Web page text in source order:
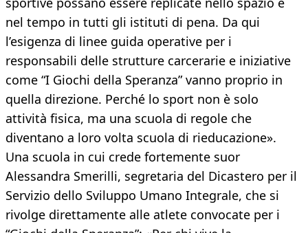
nel tempo in tutti gli istituti di pena. Da qui
l’esigenza di linee guida operative per i
responsabili delle strutture carcerarie e iniziative
come “I Giochi della Speranza” vanno proprio in
quella direzione. Perché lo sport non è solo
attività fisica, ma una scuola di regole che
diventano a loro volta scuola di rieducazione».
Una scuola in cui crede fortemente suor
Alessandra Smerilli, segretaria del Dicastero per il
Servizio dello Sviluppo Umano Integrale, che si
rivolge direttamente alle atlete convocate per i